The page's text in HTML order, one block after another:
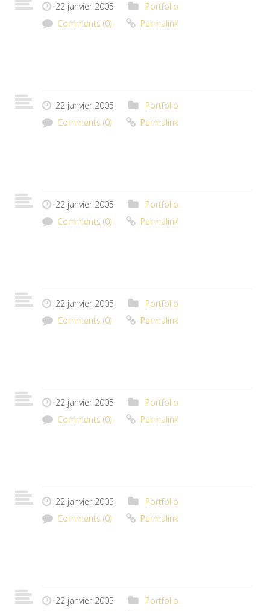
22 janvier 2005
Portfolio
Comments (0)
Permalink
22 janvier 2005
Portfolio
Comments (0)
Permalink
22 janvier 2005
Portfolio
Comments (0)
Permalink
22 janvier 2005
Portfolio
Comments (0)
Permalink
22 janvier 2005
Portfolio
Comments (0)
Permalink
22 janvier 2005
Portfolio
Comments (0)
Permalink
22 janvier 2005
Portfolio